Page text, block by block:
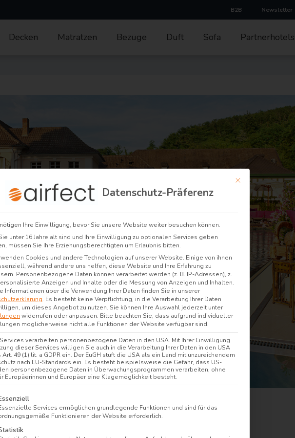
B2B Newsletter
Decken Matratzen Bezüge Duft Sofa Partnerhotels
Mit diesem Button
Datenschutz-Präferenz
Ihre Einwilligung, bevor Sie unsere Website weiter besuchen können.
unter 16 Jahre alt sind und Ihre Einwilligung zu optionalen Services geben
müssen Sie Ihre Erziehungsberechtigten um Erlaubnis bitten.
Cookies und andere Technologien auf unserer Website. Einige von ihnen
während andere uns helfen, diese Website und Ihre Erfahrung zu
Personenbezogene Daten können verarbeitet werden (z. B. IP-Adressen), z.
Anzeigen und Inhalte oder die Messung von Anzeigen und Inhalten.
Informationen über die Verwendung Ihrer Daten finden Sie in unserer
. Es besteht keine Verpflichtung, in die Verarbeitung Ihrer Daten
um dieses Angebot zu nutzen. Sie können Ihre Auswahl jederzeit unter
widerrufen oder anpassen. Bitte beachten Sie, dass aufgrund individueller
möglicherweise nicht alle Funktionen der Website verfügbar sind.
verarbeiten personenbezogene Daten in den USA. Mit Ihrer Einwilligung
dieser Services willigen Sie auch in die Verarbeitung Ihrer Daten in den USA
Art. 49 (1) lit. a GDPR ein. Der EuGH stuft die USA als ein Land mit unzureichendem
nach EU-Standards ein. Es besteht beispielsweise die Gefahr, dass US-
personenbezogene Daten in Überwachungsprogrammen verarbeiten, ohne
Europäerinnen und Europäer eine Klagemöglichkeit besteht.
eine Liste der Service-Gruppen, für die eine Einwilligung erteilt
Services ermöglichen grundlegende Funktionen und sind für das
Funktionieren der Website erforderlich.